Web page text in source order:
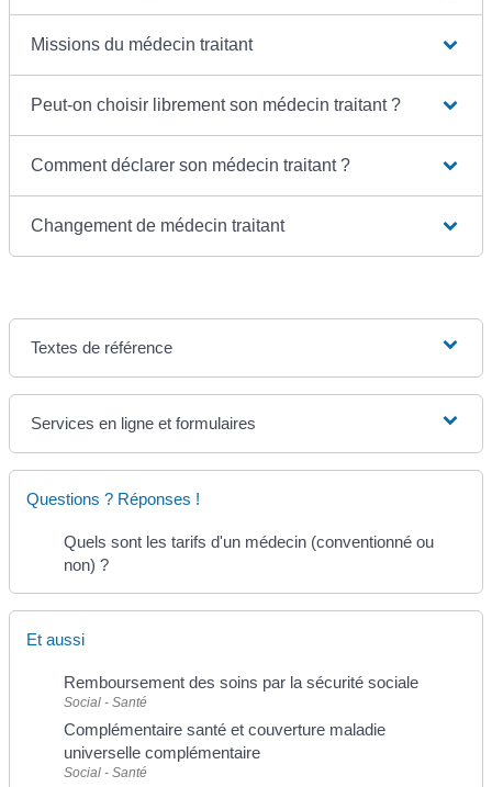
Missions du médecin traitant
Peut-on choisir librement son médecin traitant ?
Comment déclarer son médecin traitant ?
Changement de médecin traitant
Textes de référence
Services en ligne et formulaires
Questions ? Réponses !
Quels sont les tarifs d'un médecin (conventionné ou
non) ?
Et aussi
Remboursement des soins par la sécurité sociale
Social - Santé
Complémentaire santé et couverture maladie
universelle complémentaire
Social - Santé